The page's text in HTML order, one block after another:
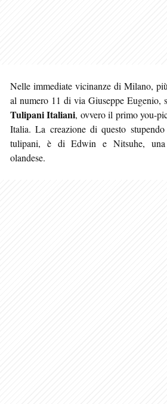
Nelle immediate vicinanze di Milano,
al numero 11 di via Giuseppe Eugenio,
Tulipani Italiani, ovvero il primo you-
Italia. La creazione di questo
tulipani, è di Edwin e Nitsuhe, una
olandese.